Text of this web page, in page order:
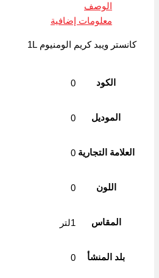
الوصف
معلومات إضافية
كانستر ويبد كريم الومنيوم 1L
الكود 0
الموديل 0
العلامة التجارية 0
اللون 0
المقاس 1لتر
بلد المنشأ 0